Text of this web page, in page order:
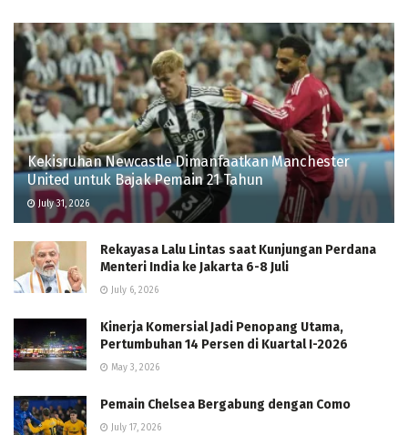
Kekisruhan Newcastle Dimanfaatkan Manchester
United untuk Bajak Pemain 21 Tahun
July 31, 2026
Rekayasa Lalu Lintas saat Kunjungan Perdana
Menteri India ke Jakarta 6-8 Juli
July 6, 2026
Kinerja Komersial Jadi Penopang Utama,
Pertumbuhan 14 Persen di Kuartal I-2026
May 3, 2026
Pemain Chelsea Bergabung dengan Como
July 17, 2026